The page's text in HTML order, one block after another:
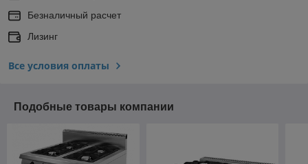
Безналичный расчет
Лизинг
Все условия оплаты
Подобные товары компании